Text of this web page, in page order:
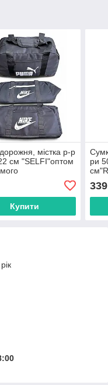
містка р-р
см "SELFI"оптом
Купити
ри
339